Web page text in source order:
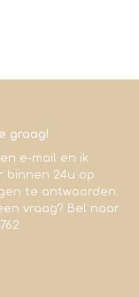
graag!
e-mail en ik
binnen 24u op
te antwoorden.
vraag? Bel naar